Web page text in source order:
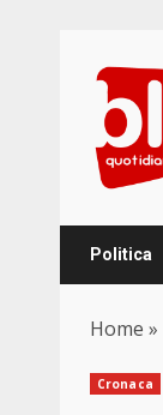
content
Politica
Home »
Cronaca